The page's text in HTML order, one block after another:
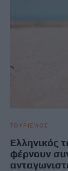
ΤΟΥΡΙΣΜΟΣ
Ελληνικός
φέρνουν